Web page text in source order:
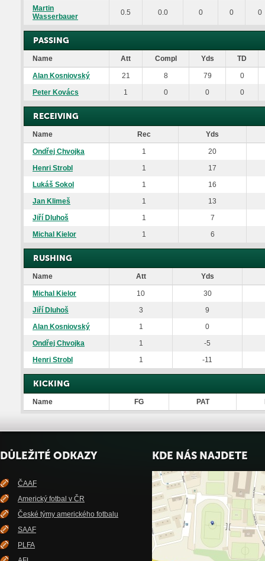
Martin
Wasserbauer
0.5 0.0 0 0 0
PASSING
Name Att Compl Yds TD
Alan Kosniovský 21 8 79
0
Peter Kovács
1 0 0 0
RECEIVING
Name Rec Yds
Ondřej Chvojka 1
20
Henri Strobl
1
17
Lukáš Sokol
1
16
Jan Klimeš
1
13
Jiří Dluhoš
1
7
Michal Kielor
1 6
RUSHING
Name Att Yds
Michal Kielor 10
30
Jiří Dluhoš
3
9
Alan Kosniovský
1
0
Ondřej Chvojka
1
-5
Henri Strobl
1 -11
KICKING
Name FG PAT
DŮLEŽITÉ ODKAZY
ČAAF
Americký fotbal v ČR
České týmy amerického fotbalu
SAAF
PLFA
KDE NÁS NAJDETE